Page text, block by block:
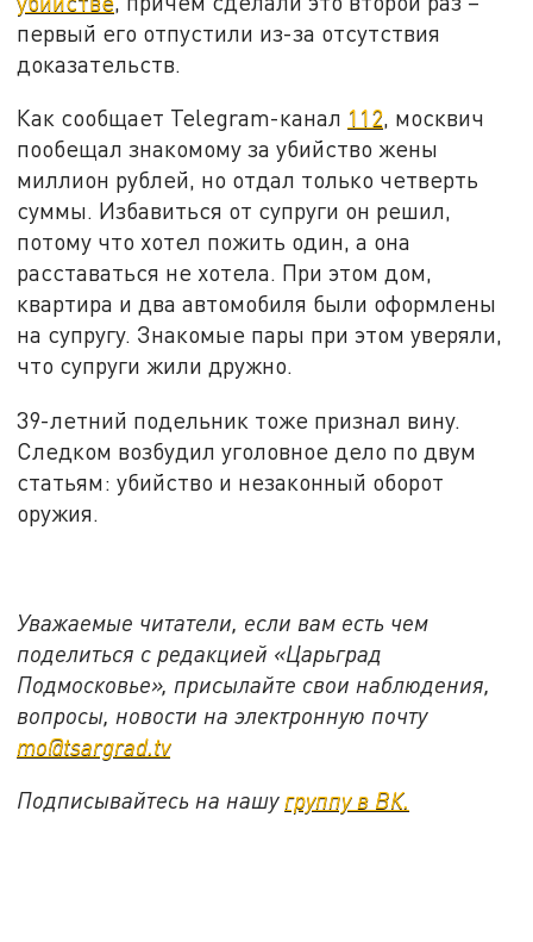
первый его отпустили из-за отсутствия
доказательств.
Как сообщает Telegram-канал 112, москвич
пообещал знакомому за убийство жены
миллион рублей, но отдал только четверть
суммы. Избавиться от супруги он решил,
потому что хотел пожить один, а она
расставаться не хотела. При этом дом,
квартира и два автомобиля были оформлены
на супругу. Знакомые пары при этом уверяли,
что супруги жили дружно.
39-летний подельник тоже признал вину.
Следком возбудил уголовное дело по двум
статьям: убийство и незаконный оборот
оружия.
Уважаемые читатели, если вам есть чем
поделиться с редакцией «Царьград
Подмосковье», присылайте свои наблюдения,
вопросы, новости на электронную почту
mo@tsargrad.tv
Подписывайтесь на нашу группу в ВК.